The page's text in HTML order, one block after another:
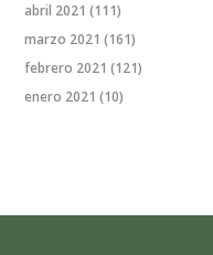
abril 2021 (111)
marzo 2021 (161)
febrero 2021 (121)
enero 2021 (10)